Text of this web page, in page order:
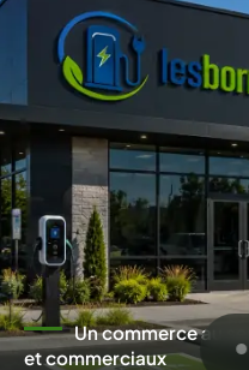
Un commerce au
et commerciaux